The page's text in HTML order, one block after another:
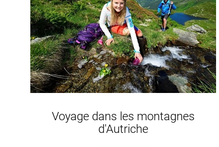
Voyage dans les montagnes
d'Autriche